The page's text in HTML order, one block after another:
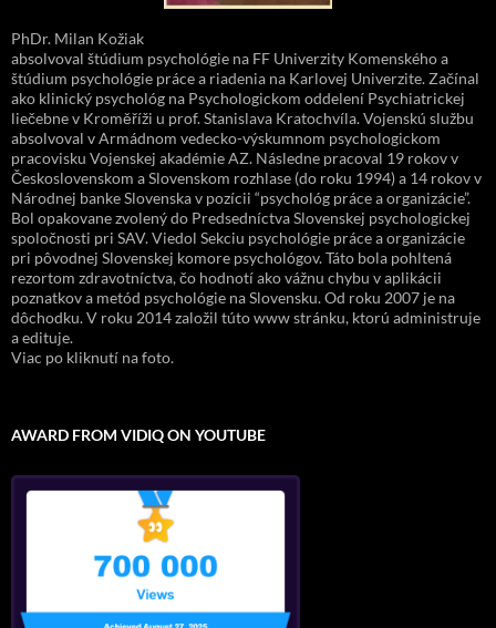
PhDr. Milan Kožiak
absolvoval štúdium psychológie na FF Univerzity Komenského a
štúdium psychológie práce a riadenia na Karlovej Univerzite. Začínal
ako klinický psychológ na Psychologickom oddelení Psychiatrickej
liečebne v Kroměříži u prof. Stanislava Kratochvíla. Vojenskú službu
absolvoval v Armádnom vedecko-výskumnom psychologickom
pracovisku Vojenskej akadémie AZ. Následne pracoval 19 rokov v
Československom a Slovenskom rozhlase (do roku 1994) a 14 rokov v
Národnej banke Slovenska v pozícii “psychológ práce a organizácie”.
Bol opakovane zvolený do Predsedníctva Slovenskej psychologickej
spoločnosti pri SAV. Viedol Sekciu psychológie práce a organizácie
pri pôvodnej Slovenskej komore psychológov. Táto bola pohltená
rezortom zdravotníctva, čo hodnotí ako vážnu chybu v aplikácii
poznatkov a metód psychológie na Slovensku. Od roku 2007 je na
dôchodku. V roku 2014 založil túto www stránku, ktorú administruje
a edituje.
Viac po kliknutí na foto.
AWARD FROM VIDIQ ON YOUTUBE